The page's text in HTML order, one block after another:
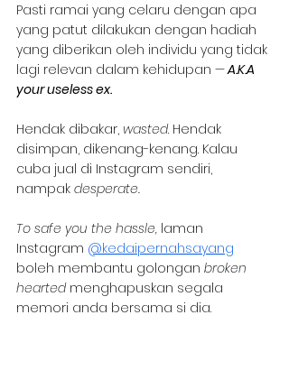
Pasti ramai yang celaru dengan apa
yang patut dilakukan dengan hadiah
yang diberikan oleh individu yang tidak
lagi relevan dalam kehidupan — A.K.A
your useless ex.
Hendak dibakar, wasted. Hendak
disimpan, dikenang-kenang. Kalau
cuba jual di Instagram sendiri,
nampak desperate.
To safe you the hassle, laman
Instagram @kedaipernahsayang
boleh membantu golongan broken
hearted menghapuskan segala
memori anda bersama si dia.